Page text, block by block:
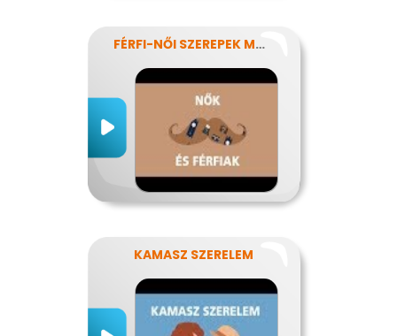
FÉRFI-NŐI SZEREPEK MODERN SZEMMEL
KAMASZ SZERELEM